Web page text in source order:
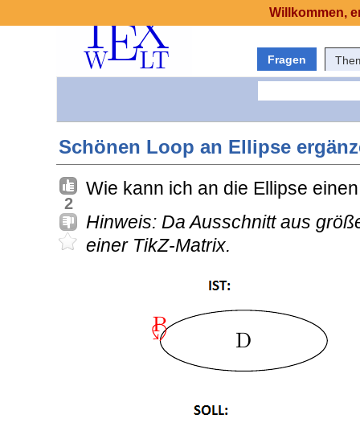
Fragen
Schönen Loop an Ellipse
2
Wie kann ich an die Ellipse
Hinweis: Da Ausschnitt aus
einer TikZ-Matrix.
Willkommen,